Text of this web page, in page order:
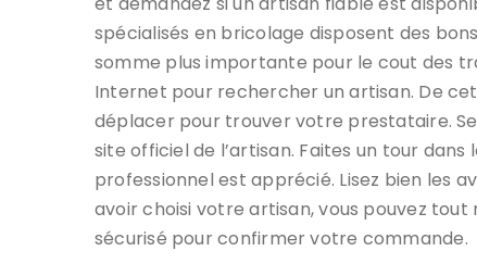
spécialisés en bricolage disposent des
somme plus importante pour le cout des
Internet pour rechercher un artisan. De
déplacer pour trouver votre prestataire.
site officiel de l’artisan. Faites un tour
professionnel est apprécié. Lisez bien les
avoir choisi votre artisan, vous pouvez
sécurisé pour confirmer votre commande.